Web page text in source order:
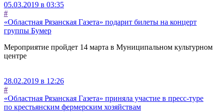
05.03.2019 в 03:35
#
«Областная Рязанская Газета» подарит билеты на концерт
группы Бумер
Мероприятие пройдет 14 марта в Муниципальном культурном
центре
28.02.2019 в 12:26
#
«Областная Рязанская Газета» приняла участие в пресс-туре
по крестьянским фермерским хозяйствам